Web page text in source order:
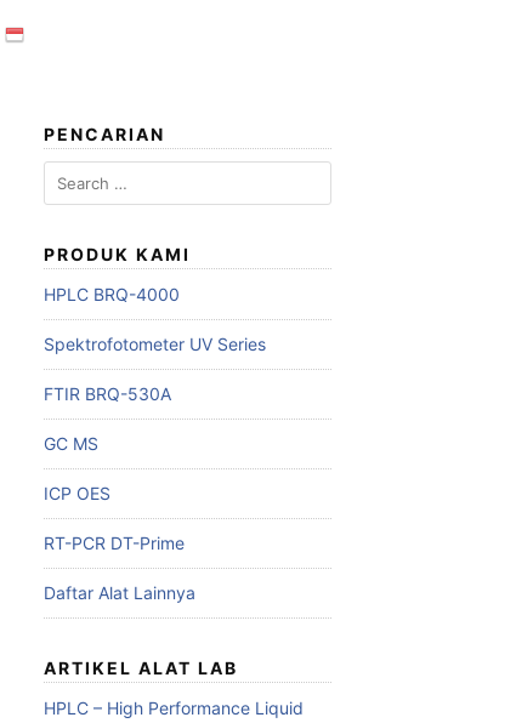
PENCARIAN
Search
for:
PRODUK KAMI
HPLC BRQ-4000
Spektrofotometer UV Series
FTIR BRQ-530A
GC MS
ICP OES
RT-PCR DT-Prime
Daftar Alat Lainnya
ARTIKEL ALAT LAB
HPLC – High Performance Liquid